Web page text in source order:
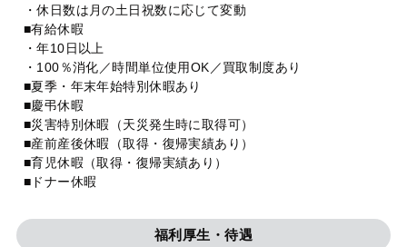
・休日数は月の土日祝数に応じて変動
■有給休暇
・年10日以上
・100％消化／時間単位使用OK／買取制度あり
■夏季・年末年始特別休暇あり
■慶弔休暇
■災害特別休暇（天災発生時に取得可）
■産前産後休暇（取得・復帰実績あり）
■育児休暇（取得・復帰実績あり）
■ドナー休暇
福利厚生・待遇